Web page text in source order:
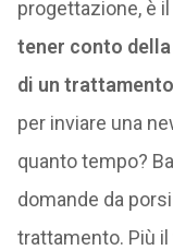
progettazione, è
tener conto
di un trattamento
per inviare una
quanto tempo?
domande da
trattamento. Più